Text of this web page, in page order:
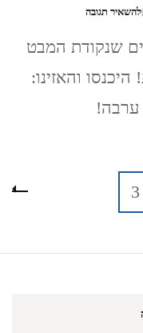
להשאיר תגובהבנושא
–
הרדיו:
שנקודת המבט
והאזינו:
עמוד
3